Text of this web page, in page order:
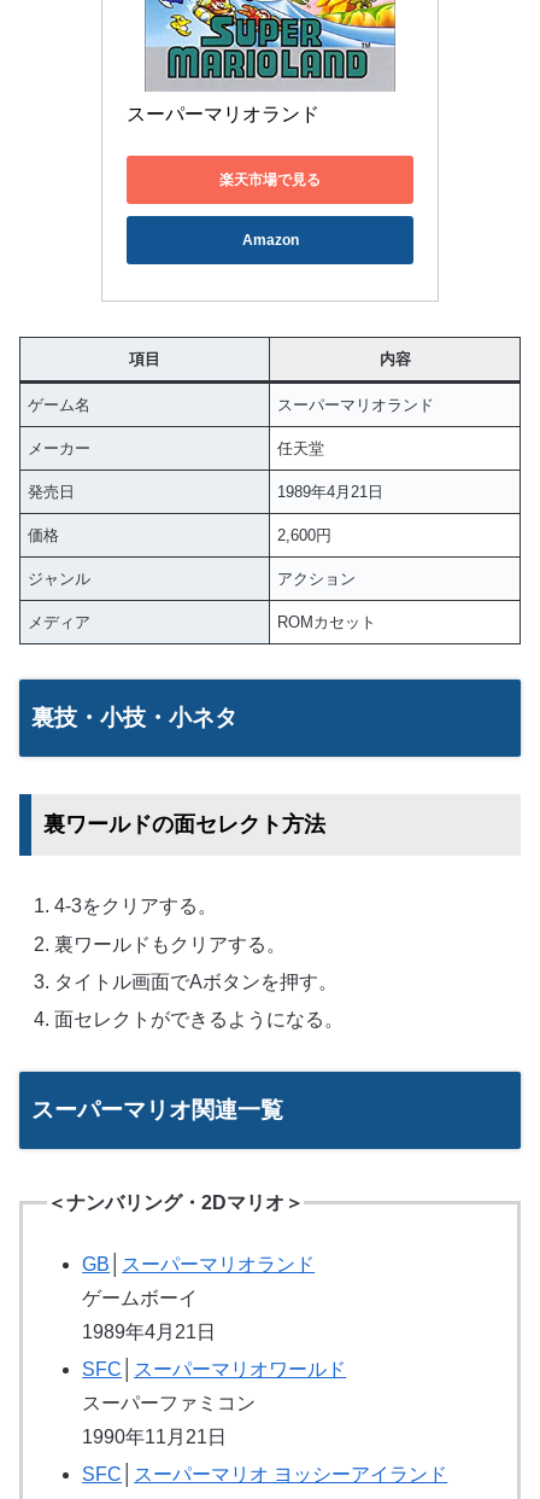
スーパーマリオランド
楽天市場で見る
Amazon
項目 内容
ゲーム名 スーパーマリオランド
メーカー 任天堂
発売日 1989年4月21日
価格 2,600円
ジャンル アクション
メディア ROMカセット
裏技・小技・小ネタ
裏ワールドの面セレクト方法
4-3をクリアする。
裏ワールドもクリアする。
タイトル画面でAボタンを押す。
面セレクトができるようになる。
スーパーマリオ関連一覧
＜ナンバリング・2Dマリオ＞
GB
スーパーマリオランド
ゲームボーイ
1989年4月21日
SFC
スーパーマリオワールド
スーパーファミコン
1990年11月21日
SFC
スーパーマリオ ヨッシーアイランド